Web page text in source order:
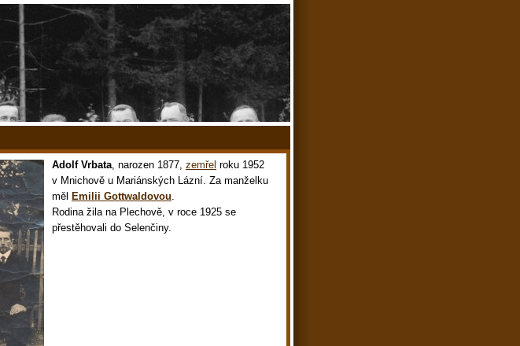
Adolf Vrbata, narozen 1877, zemřel roku 1952
v Mnichově u Mariánských Lázní. Za manželku
měl Emilii Gottwaldovou.
Rodina žila na Plechově, v roce 1925 se
přestěhovali do Selenčiny.